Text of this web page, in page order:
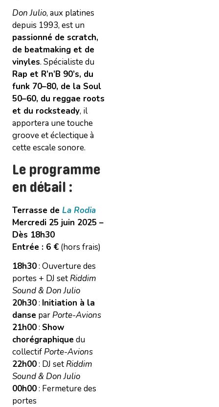
Don Julio, aux platines
depuis 1993, est un
passionné de scratch,
de beatmaking et de
vinyles. Spécialiste du
Rap et R’n’B 90’s, du
funk 70–80, de la Soul
50–60, du reggae roots
et du rocksteady, il
apportera une touche
groove et éclectique à
cette escale sonore.
Le programme
en détail :
Terrasse de La Rodia
Mercredi 25 juin 2025 –
Dès 18h30
Entrée : 6 € (hors frais)
18h30: Ouverture des
portes + DJ set Riddim
Sound & Don Julio
20h30: Initiation à la
danse par Porte-Avions
21h00: Show
chorégraphique du
collectif Porte-Avions
22h00: DJ set Riddim
Sound & Don Julio
00h00: Fermeture des
portes